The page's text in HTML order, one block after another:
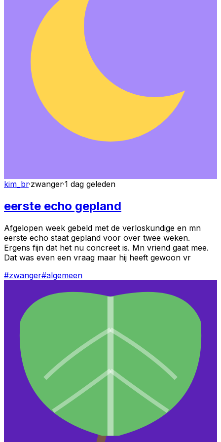
kim_br·zwanger·1 dag geleden
eerste echo gepland
Afgelopen week gebeld met de verloskundige en mn
eerste echo staat gepland voor over twee weken.
Ergens fijn dat het nu concreet is. Mn vriend gaat mee.
Dat was even een vraag maar hij heeft gewoon vr
#zwanger#algemeen